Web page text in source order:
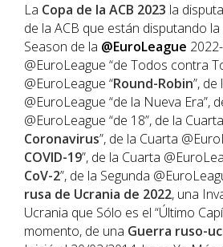
La Copa de la ACB 2023 la
de la ACB que están disputando
Season de la @EuroLeague
@EuroLeague “de Todos contra
@EuroLeague “Round-Robin”, de
@EuroLeague “de la Nueva Era”,
@EuroLeague “de 18”, de la
Coronavirus”, de la Cuarta
COVID-19”, de la Cuarta
CoV-2”, de la Segunda
rusa de Ucrania de 2022, una
Ucrania que Sólo es el “Último
momento, de una Guerra ruso-